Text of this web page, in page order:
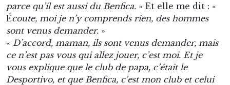
parce qu’il est aussi du Benfica. » Et elle me dit : «
Écoute, moi je n’y comprends rien, des hommes
sont venus demander. »
« D’accord, maman, ils sont venus demander, mais
ce n’est pas vous qui allez jouer, c’est moi. Et je
vous explique que le club de papa, c’était le
Desportivo, et que Benfica, c’est mon club et celui